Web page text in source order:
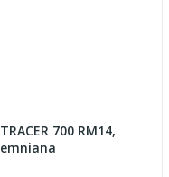
700 RM14,